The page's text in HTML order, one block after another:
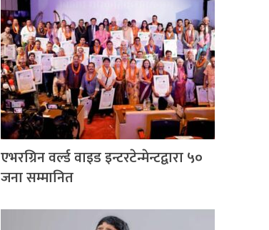
एभरग्रिन वर्ल्ड वाइड इन्टरटेन्मेन्टद्वारा ५०
जना सम्मानित